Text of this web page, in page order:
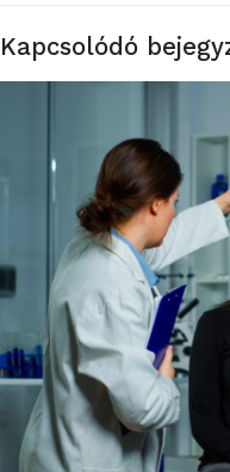
Kapcsolódó